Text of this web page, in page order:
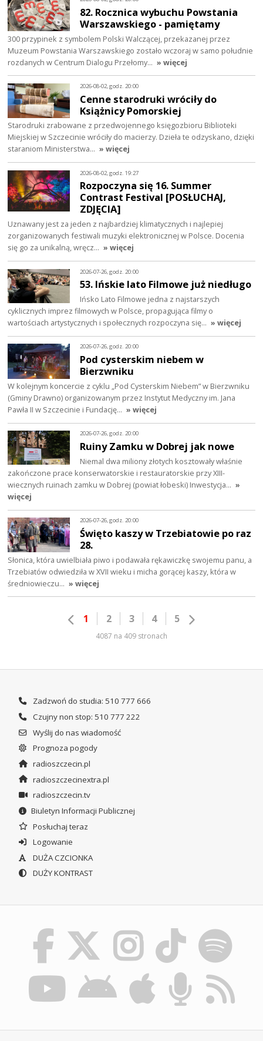
82. Rocznica wybuchu Powstania
Warszawskiego - pamiętamy
300 przypinek z symbolem Polski Walczącej, przekazanej przez
Muzeum Powstania Warszawskiego zostało wczoraj w samo południe
rozdanych w Centrum Dialogu Przełomy… » więcej
2026-08-02, godz. 20:00
Cenne starodruki wróciły do
Książnicy Pomorskiej
Starodruki zrabowane z przedwojennego księgozbioru Biblioteki
Miejskiej w Szczecinie wróciły do macierzy. Dzieła te odzyskano, dzięki
staraniom Ministerstwa… » więcej
2026-08-02, godz. 19:27
Rozpoczyna się 16. Summer
Contrast Festival [POSŁUCHAJ,
ZDJĘCIA]
Uznawany jest za jeden z najbardziej klimatycznych i najlepiej
zorganizowanych festiwali muzyki elektronicznej w Polsce. Docenia
się go za unikalną, wręcz… » więcej
2026-07-26, godz. 20:00
53. Ińskie lato Filmowe już niedługo
Ińsko Lato Filmowe jedna z najstarszych
cyklicznych imprez filmowych w Polsce, propagująca filmy o
wartościach artystycznych i społecznych rozpoczyna się… » więcej
2026-07-26, godz. 20:00
Pod cysterskim niebem w
Bierzwniku
W kolejnym koncercie z cyklu „Pod Cysterskim Niebem” w Bierzwniku
(Gminy Drawno) organizowanym przez Instytut Medyczny im. Jana
Pawła II w Szczecinie i Fundację… » więcej
2026-07-26, godz. 20:00
Ruiny Zamku w Dobrej jak nowe
Niemal dwa miliony złotych kosztowały właśnie
zakończone prace konserwatorskie i restauratorskie przy XIII-
wiecznych ruinach zamku w Dobrej (powiat łobeski) Inwestycja… »
więcej
2026-07-26, godz. 20:00
Święto kaszy w Trzebiatowie po raz
28.
Słonica, która uwielbiała piwo i podawała rękawiczkę swojemu panu, a
Trzebiatów odwiedziła w XVII wieku i micha gorącej kaszy, która w
średniowieczu… » więcej
1 2 3 4 5
4087 na 409 stronach
Zadzwoń do studia: 510 777 666
Czujny non stop: 510 777 222
Wyślij do nas wiadomość
Prognoza pogody
radioszczecin.pl
radioszczecinextra.pl
radioszczecin.tv
Biuletyn Informacji Publicznej
Posłuchaj teraz
Logowanie
DUŻA CZCIONKA
DUŻY KONTRAST